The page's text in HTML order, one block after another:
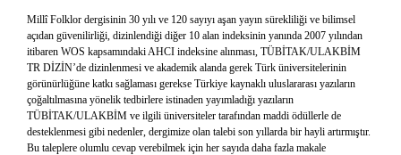
Millî Folklor dergisinin 30 yılı ve 120 sayıyı aşan yayın sürekliliği ve bilimsel
açıdan güvenilirliği, dizinlendiği diğer 10 alan indeksinin yanında 2007 yılından
itibaren WOS kapsamındaki AHCI indeksine alınması, TÜBİTAK/ULAKBİM
TR DİZİN’de dizinlenmesi ve akademik alanda gerek Türk üniversitelerinin
görünürlüğüne katkı sağlaması gerekse Türkiye kaynaklı uluslararası yazıların
çoğaltılmasına yönelik tedbirlere istinaden yayımladığı yazıların
TÜBİTAK/ULAKBİM ve ilgili üniversiteler tarafından maddi ödüllerle de
desteklenmesi gibi nedenler, dergimize olan talebi son yıllarda bir hayli artırmıştır.
Bu taleplere olumlu cevap verebilmek için her sayıda daha fazla makale